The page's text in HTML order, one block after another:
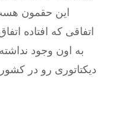
این حقمون
اتفاقی که افتاده
به اون وجود
دیکتاتوری رو در کشور